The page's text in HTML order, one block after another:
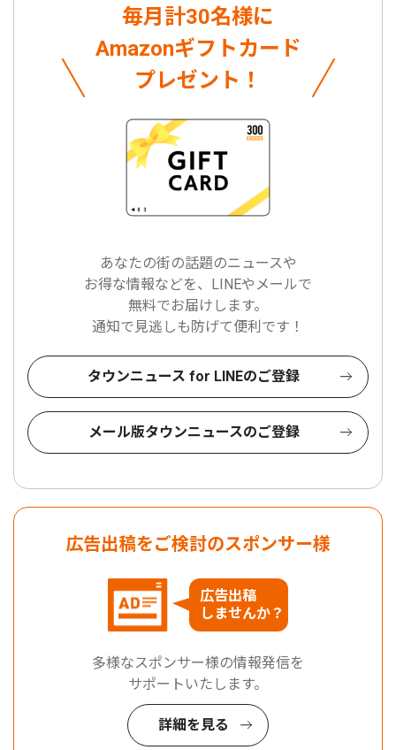
毎月計30名様に
Amazonギフトカード
プレゼント！
あなたの街の話題のニュースや
お得な情報などを、LINEやメールで
無料でお届けします。
通知で見逃しも防げて便利です！
タウンニュース for LINEのご登録
メール版タウンニュースのご登録
広告出稿をご検討のスポンサー様
広告出稿
しませんか？
多様なスポンサー様の情報発信を
サポートいたします。
詳細を見る